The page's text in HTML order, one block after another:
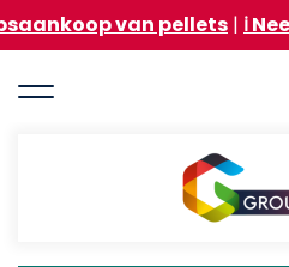
Overslaan
en
de
van pellets|ℹ️ Neem deel
Groupasol